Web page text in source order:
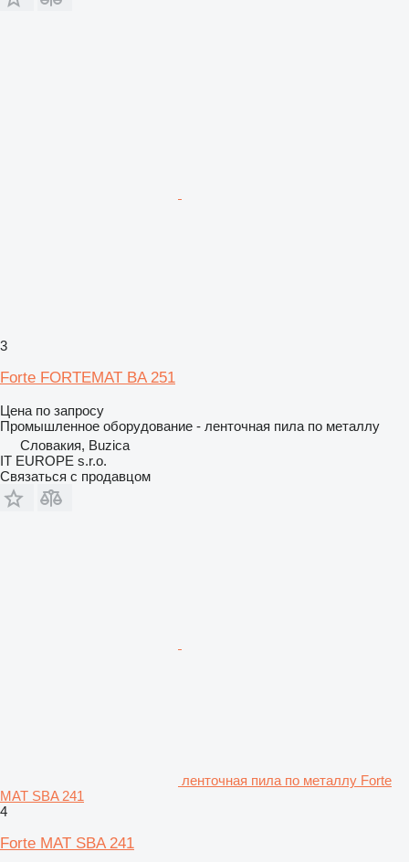
3
Forte FORTEMAT BA 251
Цена по запросу
Промышленное оборудование - ленточная пила по металлу
Словакия, Buzica
IT EUROPE s.r.o.
Связаться с продавцом
ленточная пила по металлу Forte
MAT SBA 241
4
Forte MAT SBA 241